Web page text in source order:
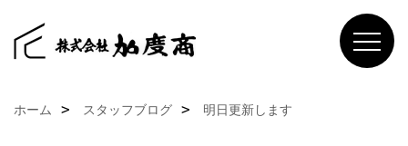
ホーム スタッフブログ 明日更新します